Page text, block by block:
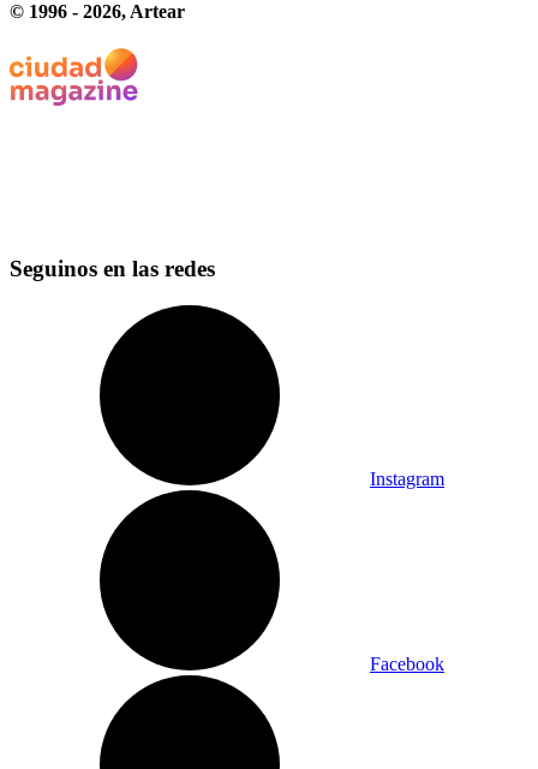
© 1996 - 2026, Artear
Seguinos en las redes
Instagram
Facebook